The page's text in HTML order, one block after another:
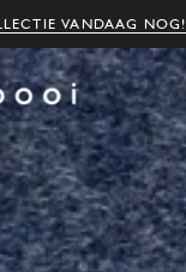
VANDAAG NOG!